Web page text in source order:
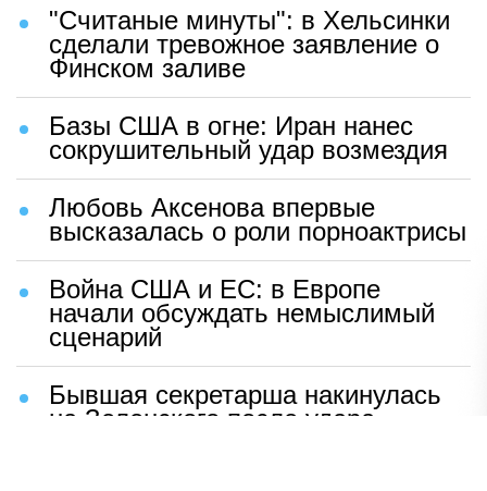
"Считаные минуты": в Хельсинки
сделали тревожное заявление о
Финском заливе
Базы США в огне: Иран нанес
сокрушительный удар возмездия
Любовь Аксенова впервые
высказалась о роли порноактрисы
Война США и ЕС: в Европе
начали обсуждать немыслимый
сценарий
Бывшая секретарша накинулась
на Зеленского после удара